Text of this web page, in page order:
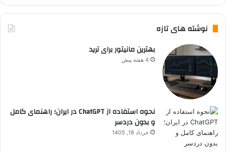
نوشته های تازه
بهترین مانیتور برای ترید
4 هفته پیش
نحوه استفاده از ChatGPT در ایران؛ راهنمای کامل
و بدون دردسر
خرداد 18, 1405